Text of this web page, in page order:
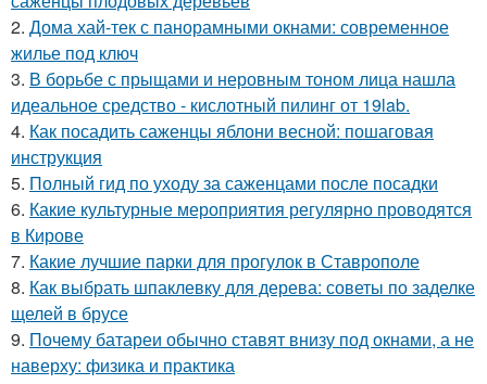
2. Дома хай-тек с панорамными окнами: современное
жилье под ключ
3. В борьбе с прыщами и неровным тоном лица нашла
идеальное средство - кислотный пилинг от 19lab.
4. Как посадить саженцы яблони весной: пошаговая
инструкция
5. Полный гид по уходу за саженцами после посадки
6. Какие культурные мероприятия регулярно проводятся
в Кирове
7. Какие лучшие парки для прогулок в Ставрополе
8. Как выбрать шпаклевку для дерева: советы по заделке
щелей в брусе
9. Почему батареи обычно ставят внизу под окнами, а не
наверху: физика и практика